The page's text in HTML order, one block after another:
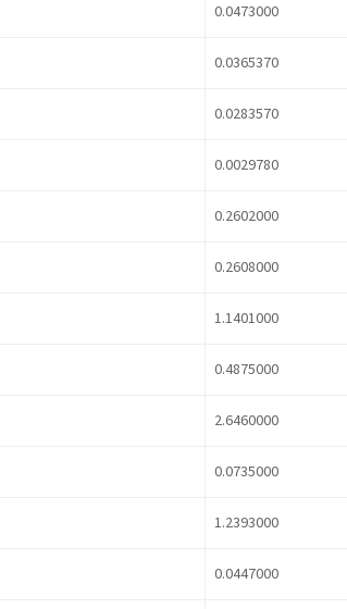
0.0473000
0.0365370
0.0283570
0.0029780
0.2602000
0.2608000
1.1401000
0.4875000
2.6460000
0.0735000
1.2393000
0.0447000